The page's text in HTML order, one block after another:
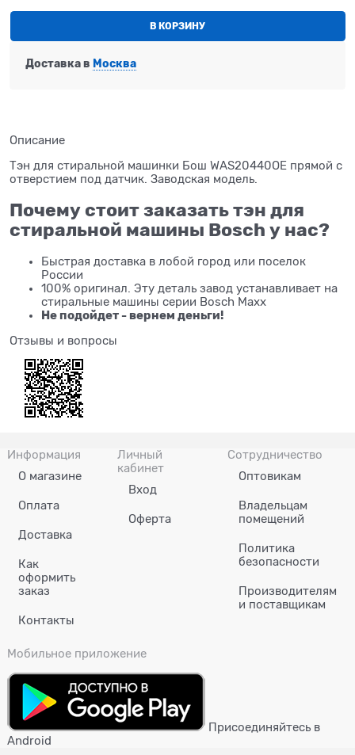
В КОРЗИНУ
Доставка в Москва
Описание
Тэн для стиральной машинки Бош WAS20440OE прямой с
отверстием под датчик. Заводская модель.
Почему стоит заказать тэн для
стиральной машины Bosch у нас?
Быстрая доставка в лобой город или поселок
России
100% оригинал. Эту деталь завод устанавливает на
стиральные машины серии Bosch Maxx
Не подойдет - вернем деньги!
Отзывы и вопросы
Информация
О магазине
Оплата
Доставка
Как
оформить
заказ
Контакты
Личный
кабинет
Вход
Оферта
Сотрудничество
Оптовикам
Владельцам
помещений
Политика
безопасности
Производителям
и поставщикам
Мобильное приложение
Присоединяйтесь в
Android